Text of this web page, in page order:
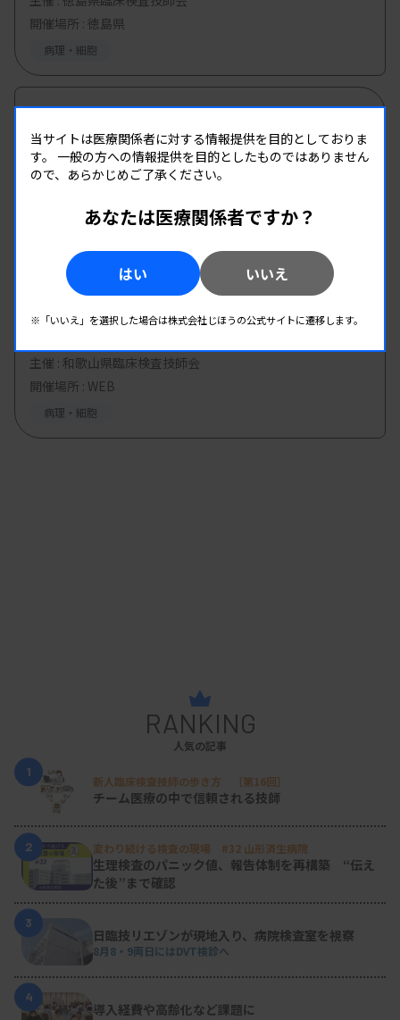
開催場所 : 徳島県
病理・細胞
08.23 - 08.23
第30回兵庫県医学検査学会・第46回丹但地区
研究発表会
開催場所 : 兵庫県
主催 : 和歌山県臨床検査技師会
開催場所 : WEB
病理・細胞
RANKING
人気の記事
1
新人臨床検査技師の歩き方 ［第16回］
チーム医療の中で信頼される技師
2 変わり続ける検査の現場 #32 山形済生病院
生理検査のパニック値、報告体制を再構築 “伝え
た後”まで確認
3
日臨技リエゾンが現地入り、病院検査室を視察
8月8・9両日にはDVT検診へ
4
導入経費や高齢化など課題に
当サイトは医療関係者に対する情報提供を目的としておりま
す。 一般の方への情報提供を目的としたものではありません
ので、あらかじめご了承ください。
あなたは医療関係者ですか？
はい いいえ
※「いいえ」を選択した場合は株式会社じほうの公式サイトに遷移します。